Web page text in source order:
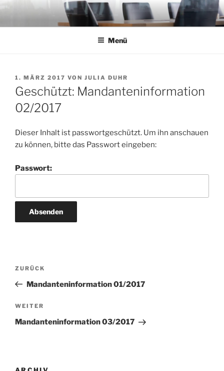
Zum
springen
Menü
VERÖFFENTLICHT
AM
1. MÄRZ 2017 VON JULIA DUHR
Geschützt: Mandanteninformation
02/2017
Dieser Inhalt ist passwortgeschützt. Um ihn anschauen
zu können, bitte das Passwort eingeben:
Passwort:
Beitragsnavigation
Vorheriger
Beitrag
ZURÜCK
Mandanteninformation 01/2017
Nächster
Beitrag
WEITER
Mandanteninformation 03/2017